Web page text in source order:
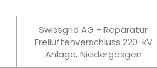
Swissgrid AG - Reparatur
Freiluftenverschluss 220-kV
Anlage, Niedergösgen